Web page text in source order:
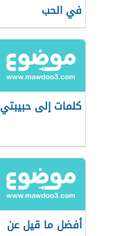
في الحب
كلمات إلى حبيبتي
أفضل ما قيل عن